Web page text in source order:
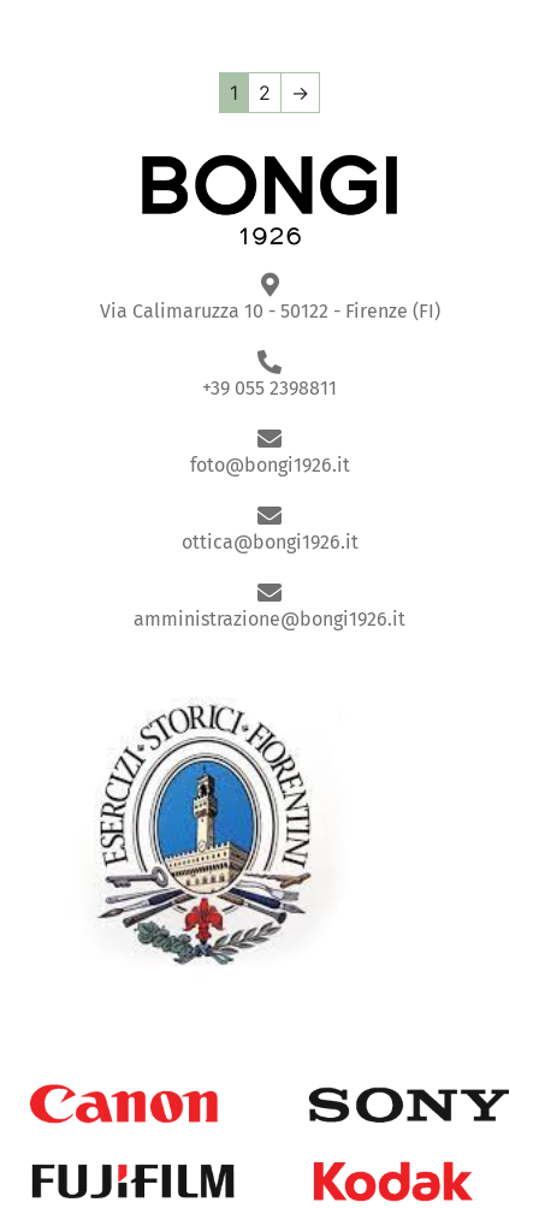
1 2 →
Via Calimaruzza 10 - 50122 - Firenze (FI)
+39 055 2398811
foto@bongi1926.it
ottica@bongi1926.it
amministrazione@bongi1926.it